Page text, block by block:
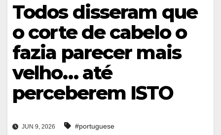
Todos disseram que
o corte de cabelo o
fazia parecer mais
velho… até
perceberem ISTO
JUN 9, 2026 #portuguese